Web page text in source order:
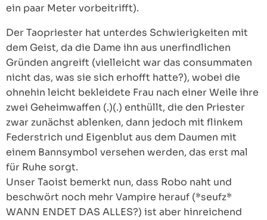
ein paar Meter vorbeitrifft).
Der Taopriester hat unterdes Schwierigkeiten mit
dem Geist, da die Dame ihn aus unerfindlichen
Gründen angreift (vielleicht war das consummaten
nicht das, was sie sich erhofft hatte?), wobei die
ohnehin leicht bekleidete Frau nach einer Weile ihre
zwei Geheimwaffen (.)(.) enthüllt, die den Priester
zwar zunächst ablenken, dann jedoch mit flinkem
Federstrich und Eigenblut aus dem Daumen mit
einem Bannsymbol versehen werden, das erst mal
für Ruhe sorgt.
Unser Taoist bemerkt nun, dass Robo naht und
beschwört noch mehr Vampire herauf (*seufz*
WANN ENDET DAS ALLES?) ist aber hinreichend